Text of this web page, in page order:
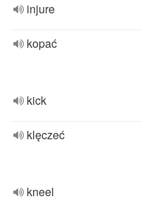
injure
kopać
kick
klęczeć
kneel